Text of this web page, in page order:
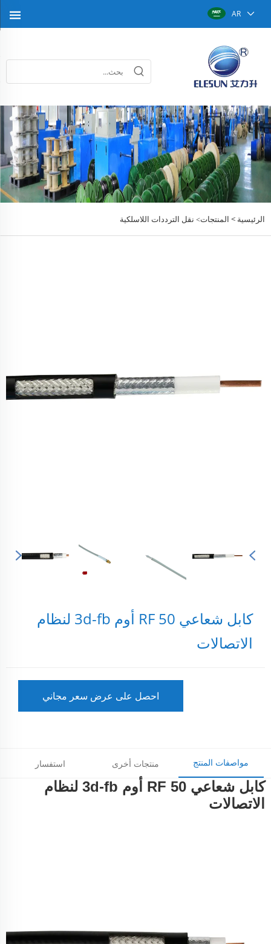
AR
الرئيسية > المنتجات> نقل الترددات اللاسلكية
كابل شعاعي RF 50 أوم 3d-fb لنظام
الاتصالات
احصل على عرض سعر مجاني
مواصفات المنتج منتجات أخرى استفسار
كابل شعاعي RF 50 أوم 3d-fb لنظام
الاتصالات